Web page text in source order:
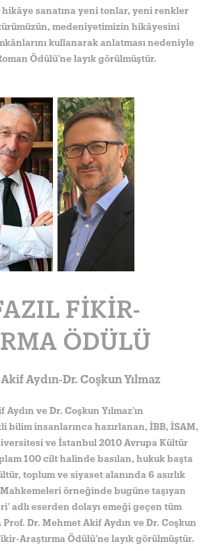
sanatına yeni tonlar, yeni renkler
medeniyetimizin hikâyesini
kullanarak anlatması nedeniyle
Ödülü’ne layık görülmüştür.
FIKIR-
ÖDÜLÜ
Aydın-Dr. Coşkun Yılmaz
ve Dr. Coşkun Yılmaz’ın
bilim insanlarınca hazırlanan, İBB, İSAM,
ve İstanbul 2010 Avrupa Kültür
100 cilt halinde basılan, hukuk başta
toplum ve siyaset alanında 6 asırlık
örneğinde bugüne taşıyan
adlı eserden dolayı emeği geçen tüm
Prof. Dr. Mehmet Akif Aydın ve Dr. Coşkun
Araştırma Ödülü’ne layık görülmüştür.